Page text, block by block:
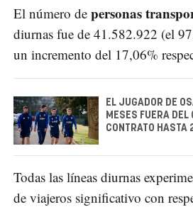
El número de personas
diurnas fue de 41.582.922 (el
un incremento del 17,06%
EL JUGADOR DE
MESES FUERA DEL
CONTRATO
Todas las líneas diurnas
de viajeros significativo con